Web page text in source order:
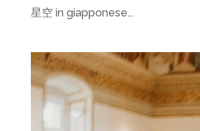
星空 in giapponese...